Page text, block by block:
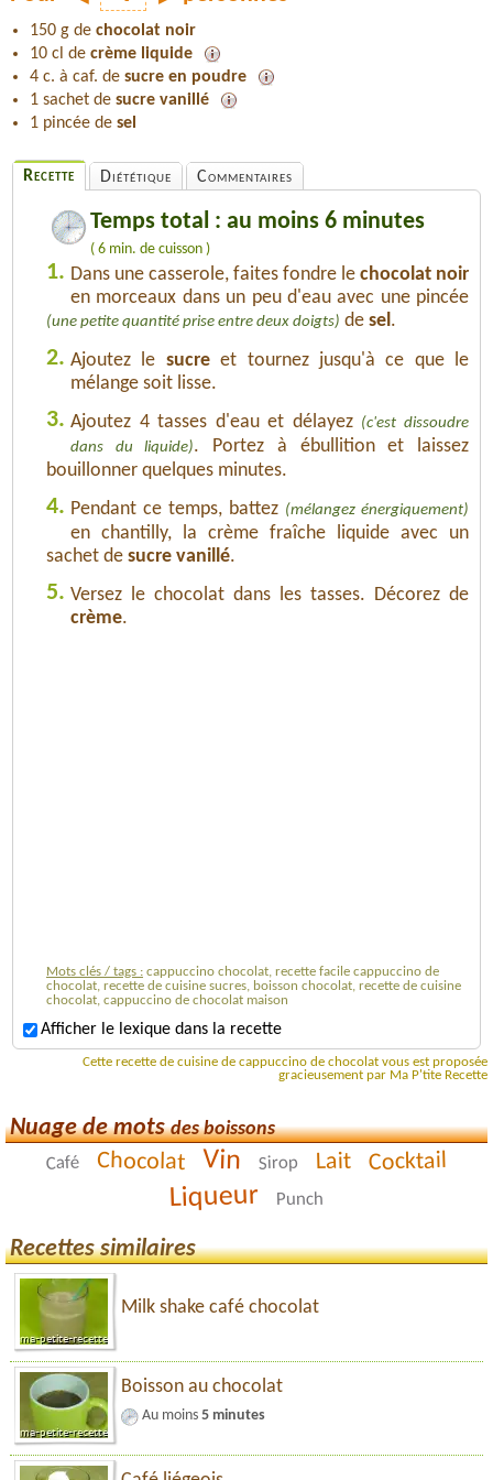
150 g de chocolat noir
10 cl de crème liquide
4 c. à caf. de sucre en poudre
1 sachet de sucre vanillé
1 pincée de sel
Recette Diététique Commentaires
Temps total : au moins 6 minutes
( 6 min. de cuisson )
1. Dans une casserole, faites fondre le chocolat noir
en morceaux dans un peu d'eau avec une pincée
(une petite quantité prise entre deux doigts) de sel .
2. Ajoutez le sucreet tournez jusqu'à ce que le
mélange soit lisse.
3. Ajoutez 4 tasses d'eau et délayez (c'est dissoudre
dans du liquide). Portez à ébullition et laissez
bouillonner quelques minutes.
4. Pendant ce temps, battez (mélangez énergiquement)
en chantilly, la crème fraîche liquide avec un
sachet de sucre vanillé.
5. Versez le chocolat dans les tasses. Décorez de
crème.
Mots clés / tags : cappuccino chocolat, recette facile cappuccino de
chocolat, recette de cuisine sucres, boisson chocolat, recette de cuisine
chocolat, cappuccino de chocolat maison
Afficher le lexique dans la recette
Cette recette de cuisine de cappuccino de chocolat vous est proposée
gracieusement par Ma P'tite Recette
Nuage de motsdes boissons
Café Chocolat Vin Sirop Lait Cocktail
Liqueur Punch
Recettes similaires
Milk shake café chocolat
Boisson au chocolat
Au moins 5 minutes